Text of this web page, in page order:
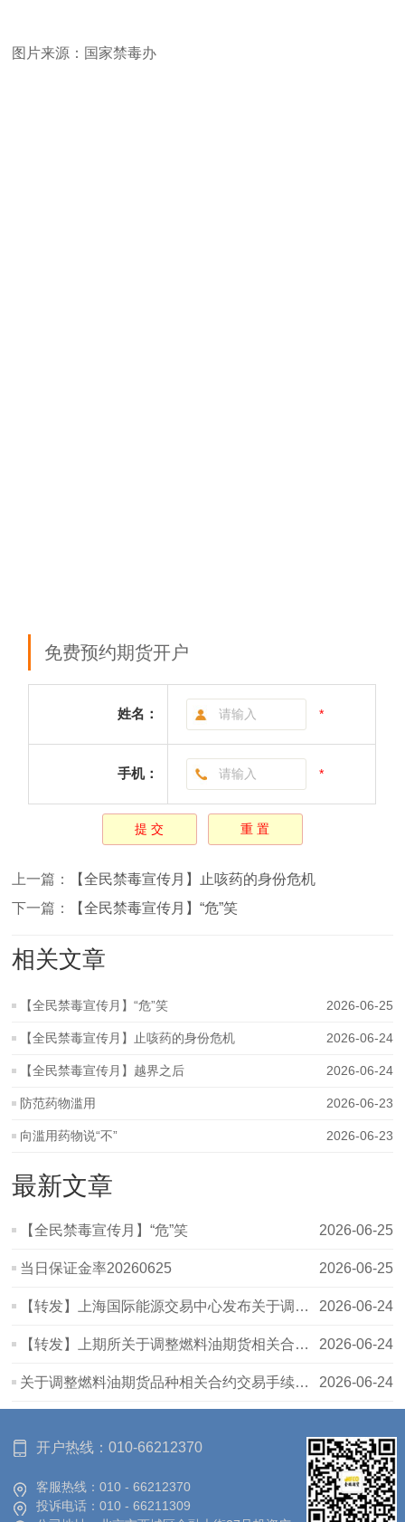
图片来源：国家禁毒办
免费预约期货开户
姓名： *
手机： *
上一篇：
【全民禁毒宣传月】止咳药的身份危机
下一篇：
【全民禁毒宣传月】“危”笑
相关文章
【全民禁毒宣传月】“危”笑 2026-06-25
【全民禁毒宣传月】止咳药的身份危机 2026-06-24
【全民禁毒宣传月】越界之后 2026-06-24
防范药物滥用 2026-06-23
向滥用药物说“不” 2026-06-23
最新文章
【全民禁毒宣传月】“危”笑 2026-06-25
当日保证金率20260625 2026-06-25
【转发】上海国际能源交易中心发布关于调整原油、低硫燃料油期货相 2026-06-24
【转发】上期所关于调整燃料油期货相关合约交易限额的通知 2026-06-24
关于调整燃料油期货品种相关合约交易手续费的通知 2026-06-24
开户热线：010-66212370
客服热线：010 - 66212370
投诉电话：010 - 66211309